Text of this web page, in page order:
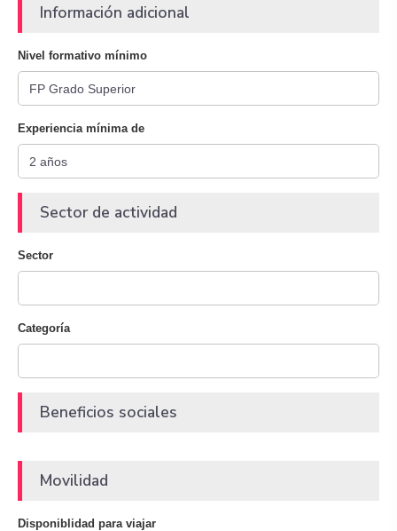
Información adicional
Nivel formativo mínimo
Experiencia mínima de
Sector de actividad
Sector
Categoría
Beneficios sociales
Movilidad
Disponiblidad para viajar